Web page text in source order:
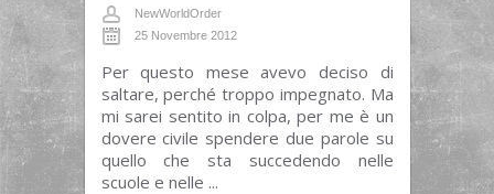
NewWorldOrder
25 Novembre 2012
Per questo mese avevo deciso di
saltare, perché troppo impegnato. Ma
mi sarei sentito in colpa, per me è un
dovere civile spendere due parole su
quello che sta succedendo nelle
scuole e nelle ...